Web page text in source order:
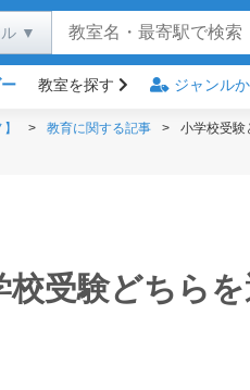
教室を探す ジャンル
教育に関する記事 小学校受験
校受験どちら